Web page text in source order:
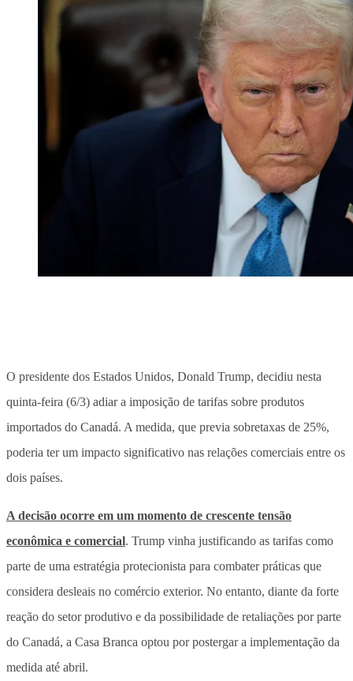
O presidente dos Estados Unidos, Donald Trump, decidiu nesta
quinta-feira (6/3) adiar a imposição de tarifas sobre produtos
importados do Canadá. A medida, que previa sobretaxas de 25%,
poderia ter um impacto significativo nas relações comerciais entre os
dois países.
A decisão ocorre em um momento de crescente tensão
econômica e comercial. Trump vinha justificando as tarifas como
parte de uma estratégia protecionista para combater práticas que
considera desleais no comércio exterior. No entanto, diante da forte
reação do setor produtivo e da possibilidade de retaliações por parte
do Canadá, a Casa Branca optou por postergar a implementação da
medida até abril.